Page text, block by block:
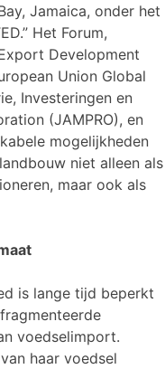
Jamaica, onder het
Het Forum,
Development
Union Global
Investeringen en
(JAMPRO), en
mogelijkheden
niet alleen als
maar ook als
is lange tijd beperkt
voedselimport.
haar voedsel